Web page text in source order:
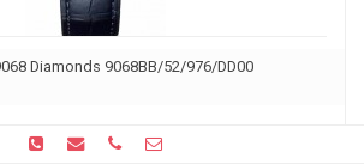
Diamonds 9068BB/52/976/DD00